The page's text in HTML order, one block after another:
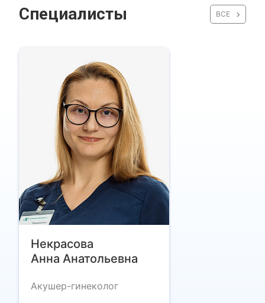
Специалисты ВСЕ
Некрасова
Анна Анатольевна
Акушер-гинеколог